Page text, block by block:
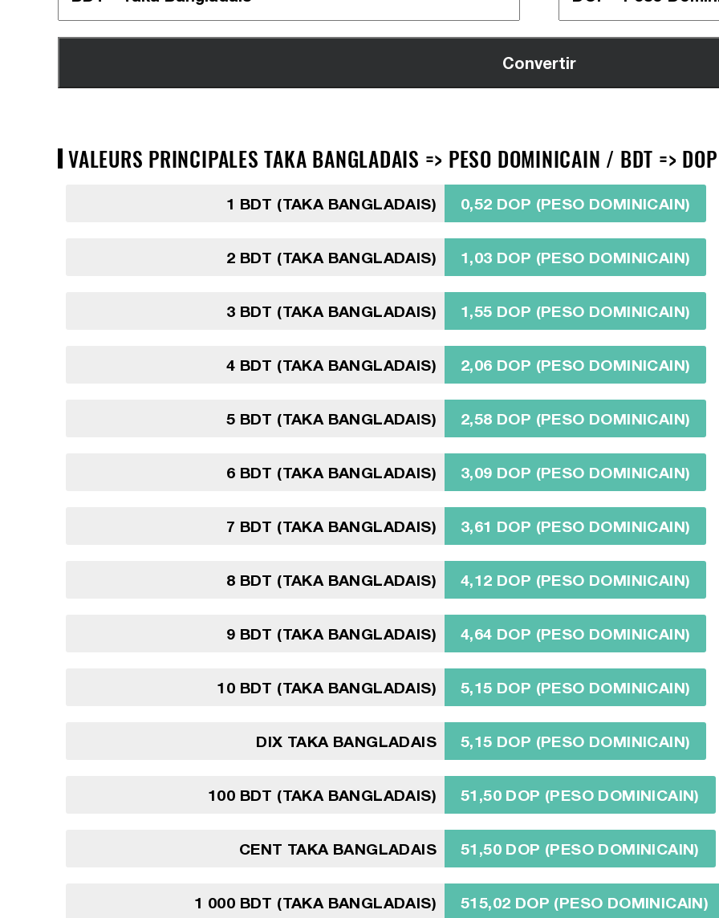
VALEURS PRINCIPALES TAKA BANGLADAIS => PESO DOMINICAIN / BDT => DOP
1 BDT (TAKA BANGLADAIS) 0,52 DOP (PESO DOMINICAIN)
2 BDT (TAKA BANGLADAIS) 1,03 DOP (PESO DOMINICAIN)
3 BDT (TAKA BANGLADAIS) 1,55 DOP (PESO DOMINICAIN)
4 BDT (TAKA BANGLADAIS) 2,06 DOP (PESO DOMINICAIN)
5 BDT (TAKA BANGLADAIS) 2,58 DOP (PESO DOMINICAIN)
6 BDT (TAKA BANGLADAIS) 3,09 DOP (PESO DOMINICAIN)
7 BDT (TAKA BANGLADAIS) 3,61 DOP (PESO DOMINICAIN)
8 BDT (TAKA BANGLADAIS) 4,12 DOP (PESO DOMINICAIN)
9 BDT (TAKA BANGLADAIS) 4,64 DOP (PESO DOMINICAIN)
10 BDT (TAKA BANGLADAIS) 5,15 DOP (PESO DOMINICAIN)
DIX TAKA BANGLADAIS 5,15 DOP (PESO DOMINICAIN)
100 BDT (TAKA BANGLADAIS) 51,50 DOP (PESO DOMINICAIN)
CENT TAKA BANGLADAIS 51,50 DOP (PESO DOMINICAIN)
1 000 BDT (TAKA BANGLADAIS) 515,02 DOP (PESO DOMINICAIN)